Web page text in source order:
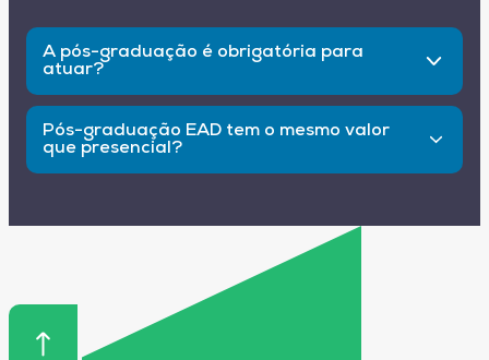
A pós-graduação é obrigatória para
atuar?
Não é obrigatória, mas é altamente
recomendada para quem busca diferenciação e
novas oportunidades.
Pós-graduação EAD tem o mesmo valor
que presencial?